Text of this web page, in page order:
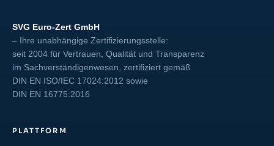
SVG Euro-Zert GmbH
– Ihre unabhängige Zertifizierungsstelle:
seit 2004 für Vertrauen, Qualität und Transparenz
im Sachverständigenwesen, zertifiziert gemäß
DIN EN ISO/IEC 17024:2012 sowie
DIN EN 16775:2016
PLATTFORM